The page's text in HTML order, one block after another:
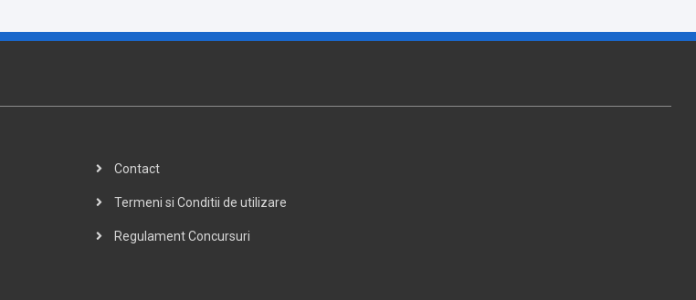
Contact
Termeni si Conditii de utilizare
Regulament Concursuri